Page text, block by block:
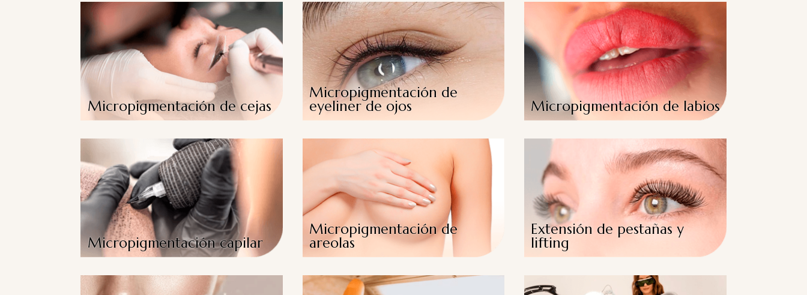
Micropigmentación de cejas
Micropigmentación de
eyeliner de ojos
Micropigmentación de labios
Micropigmentación capilar
Micropigmentación de
areolas
Extensión de pestañas y
lifting